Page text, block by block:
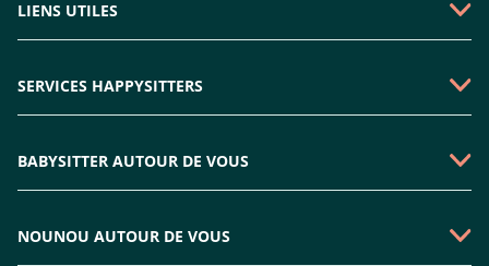
LIENS UTILES
Faire une demande
Rejoindre l'équipe
SERVICES HAPPYSITTERS
Garde enfant mercredi
Nounou à domicile
BABYSITTER AUTOUR DE VOUS
Babysitter Boulogne-billancourt
NOUNOU AUTOUR DE VOUS